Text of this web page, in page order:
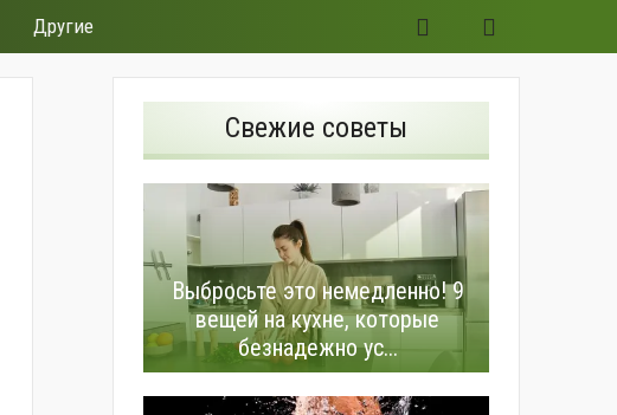
Другие
Свежие советы
Выбросьте это немедленно! 9
вещей на кухне, которые
безнадежно ус...